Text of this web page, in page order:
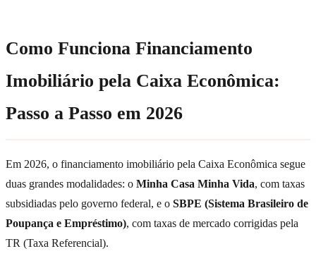
Como Funciona Financiamento
Imobiliário pela Caixa Econômica:
Passo a Passo em 2026
Em 2026, o financiamento imobiliário pela Caixa Econômica segue
duas grandes modalidades: o Minha Casa Minha Vida, com taxas
subsidiadas pelo governo federal, e o SBPE (Sistema Brasileiro de
Poupança e Empréstimo), com taxas de mercado corrigidas pela
TR (Taxa Referencial).